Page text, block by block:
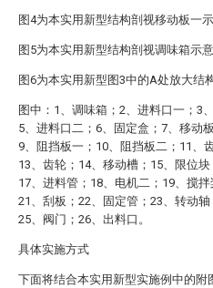
图4为本实用新型结构剖视移动板一
图5为本实用新型结构剖视调味箱示意
图6为本实用新型图3中的A处放大结
图中：1、调味箱；2、进料口一；3
5、进料口二；6、固定盒；7、移动
9、阻挡板一；10、阻挡板二；11、
13、齿轮；14、移动槽；15、限位块
17、进料管；18、电机二；19、搅拌
21、刮板；22、固定管；23、转动轴
25、阀门；26、出料口。
具体实施方式
下面将结合本实用新型实施例中的附